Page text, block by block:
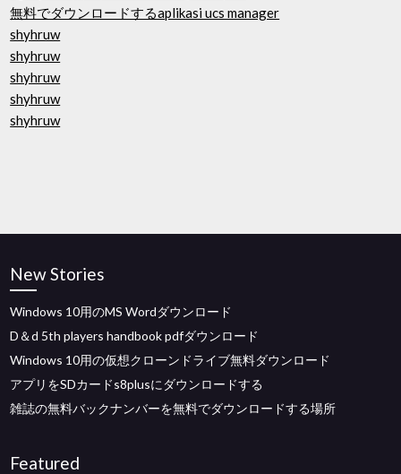
無料でダウンロードするaplikasi ucs manager
shyhruw
shyhruw
shyhruw
shyhruw
shyhruw
New Stories
Windows 10用のMS Wordダウンロード
D＆d 5th players handbook pdfダウンロード
Windows 10用の仮想クローンドライブ無料ダウンロード
アプリをSDカードs8plusにダウンロードする
雑誌の無料バックナンバーを無料でダウンロードする場所
Featured